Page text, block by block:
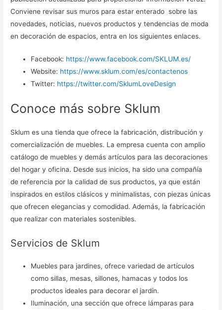
Conviene revisar sus muros para estar enterado sobre las
novedades, noticias, nuevos productos y tendencias de moda
en decoración de espacios, entra en los siguientes enlaces.
Facebook: https://www.facebook.com/SKLUM.es/
Website: https://www.sklum.com/es/contactenos
Twitter: https://twitter.com/SklumLoveDesign
Conoce más sobre Sklum
Sklum es una tienda que ofrece la fabricación, distribución y
comercialización de muebles. La empresa cuenta con amplio
catálogo de muebles y demás artículos para las decoraciones
del hogar y oficina. Desde sus inicios, ha sido una compañía
de referencia por la calidad de sus productos, ya que están
inspirados en estilos clásicos y minimalistas, con piezas únicas
que ofrecen elegancias y comodidad. Además, la fabricación
que realizar con materiales sostenibles.
Servicios de Sklum
Muebles para jardines, ofrece variedad de artículos
como sillas, mesas, sillones, hamacas y todos los
productos ideales para decorar el jardín.
Iluminación, una sección que ofrece lámparas para